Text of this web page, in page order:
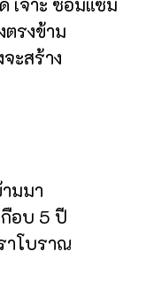
ตรงข้าม
ะสร้าง
มมา
กือบ 5 ปี
าโบราณ